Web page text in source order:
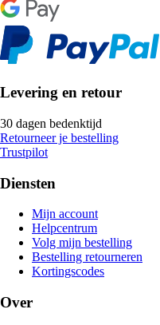
Levering en retour
30 dagen bedenktijd
Retourneer je bestelling
Trustpilot
Diensten
Mijn account
Helpcentrum
Volg mijn bestelling
Bestelling retourneren
Kortingscodes
Over